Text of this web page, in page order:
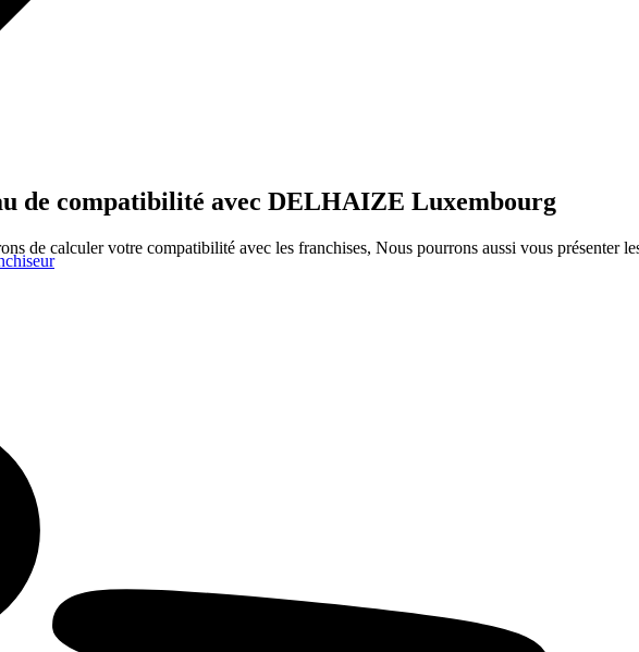
de compatibilité avec DELHAIZE Luxembourg
de calculer votre compatibilité avec les franchises, Nous pourrons aussi vous présenter